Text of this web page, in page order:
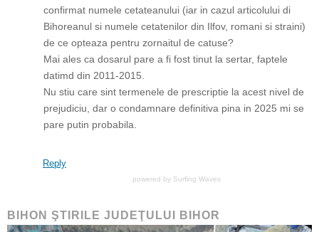
confirmat numele cetateanului (iar in cazul articolului di
Bihoreanul si numele cetatenilor din Ilfov, romani si straini)
de ce opteaza pentru zornaitul de catuse?
Mai ales ca dosarul pare a fi fost tinut la sertar, faptele
datimd din 2011-2015.
Nu stiu care sint termenele de prescriptie la acest nivel de
prejudiciu, dar o condamnare definitiva pina in 2025 mi se
pare putin probabila.
Reply
powered by Surfing Waves
BIHON ŞTIRILE JUDEŢULUI BIHOR